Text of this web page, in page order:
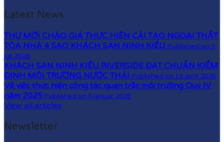
Latest News
THƯ MỜI CHÀO GIÁ THỰC HIỆN CẢI TẠO NGOẠI THẤT
TÒA NHÀ 4 SAO KHÁCH SẠN NINH KIỀU Published on 3
juli 2026
KHÁCH SẠN NINH KIỀU RIVERSIDE ĐẠT CHUẨN KIỂM
ĐỊNH MÔI TRƯỜNG NƯỚC THẢI Published on 15 april 2026
Về việc thực hiện công tác quan trắc môi trường Quý IV
năm 2025 Published on 6 januar 2026
View all articles
Newsletter